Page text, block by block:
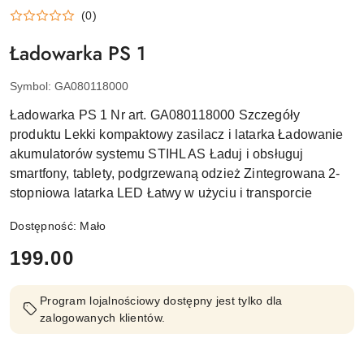
(0)
Ładowarka PS 1
Symbol: GA080118000
Ładowarka PS 1 Nr art. GA080118000 Szczegóły
produktu Lekki kompaktowy zasilacz i latarka Ładowanie
akumulatorów systemu STIHL AS Ładuj i obsługuj
smartfony, tablety, podgrzewaną odzież Zintegrowana 2-
stopniowa latarka LED Łatwy w użyciu i transporcie
Dostępność: Mało
cena:
199.00
Program lojalnościowy dostępny jest tylko dla
zalogowanych klientów.